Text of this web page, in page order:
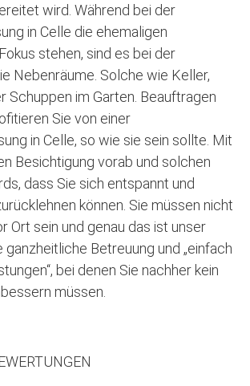
wird. Während bei der
in Celle die ehemaligen
stehen, sind es bei der
Nebenräume. Solche wie Keller,
Schuppen im Garten. Beauftragen
Sie von einer
in Celle, so wie sie sein sollte. Mit
Besichtigung vorab und solchen
dass Sie sich entspannt und
können. Sie müssen nicht
Ort sein und genau das ist unser
ganzheitliche Betreuung und „einfach
bei denen Sie nachher kein
müssen.